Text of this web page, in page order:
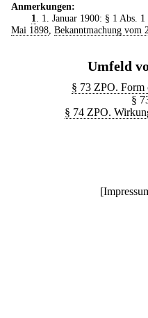
Anmerkungen:
1
. 1. Januar 1900: § 1 Abs.
Mai 1898 Bekanntmachung vom
Umfeld
§ 73 ZPO. Form
§
§ 74 ZPO.
[